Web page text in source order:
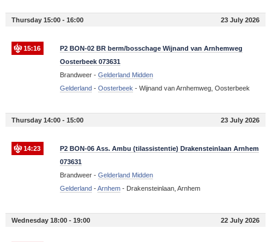
Thursday 15:00 - 16:00 23 July 2026
15:16
P2 BON-02 BR berm/bosschage Wijnand van Arnhemweg
Oosterbeek 073631
Brandweer - Gelderland Midden
Gelderland- Oosterbeek - Wijnand van Arnhemweg, Oosterbeek
Thursday 14:00 - 15:00 23 July 2026
14:23
P2 BON-06 Ass. Ambu (tilassistentie) Drakensteinlaan Arnhem
073631
Brandweer - Gelderland Midden
Gelderland-Arnhem- Drakensteinlaan, Arnhem
Wednesday 18:00 - 19:00 22 July 2026